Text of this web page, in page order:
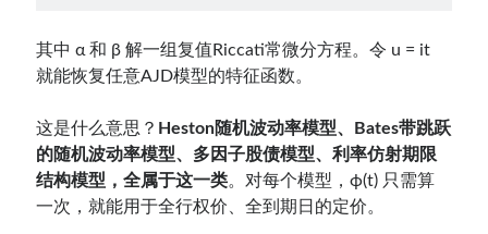
其中 α 和 β 解一组复值Riccati常微分方程。令 u = it
就能恢复任意AJD模型的特征函数。
这是什么意思？ Heston随机波动率模型、Bates带跳跃
的随机波动率模型、多因子股债模型、利率仿射期限
结构模型，全属于这一类。对每个模型，ϕ(t) 只需算
一次，就能用于全行权价、全到期日的定价。